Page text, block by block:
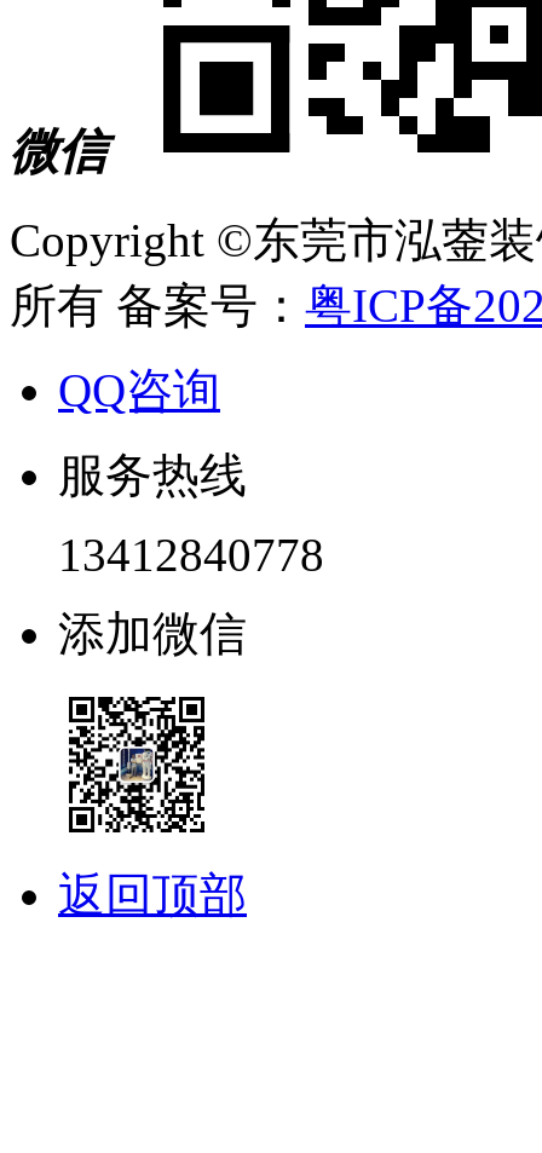
微信
Copyright ©东莞市泓蓥
所有 备案号： 粤ICP备
QQ咨询
服务热线
13412840778
添加微信
返回顶部